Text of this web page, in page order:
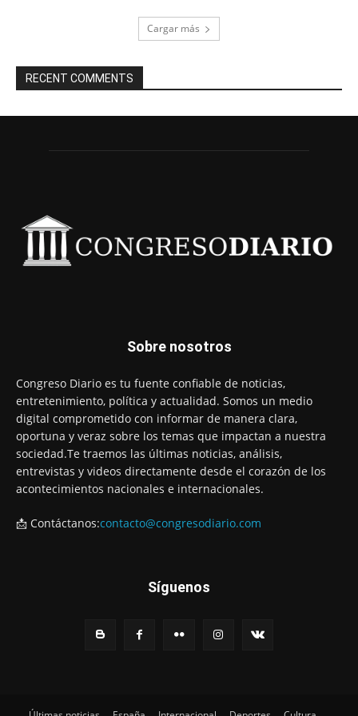
Cargar más
RECENT COMMENTS
Sobre nosotros
Congreso Diario es tu fuente confiable de noticias,
entretenimiento, política y actualidad. Somos un medio
digital comprometido con informar de manera clara,
oportuna y veraz sobre los temas que impactan a nuestra
sociedad.Te traemos las últimas noticias, análisis,
entrevistas y videos directamente desde el corazón de los
acontecimientos nacionales e internacionales.
📩 Contáctanos:contacto@congresodiario.com
Síguenos